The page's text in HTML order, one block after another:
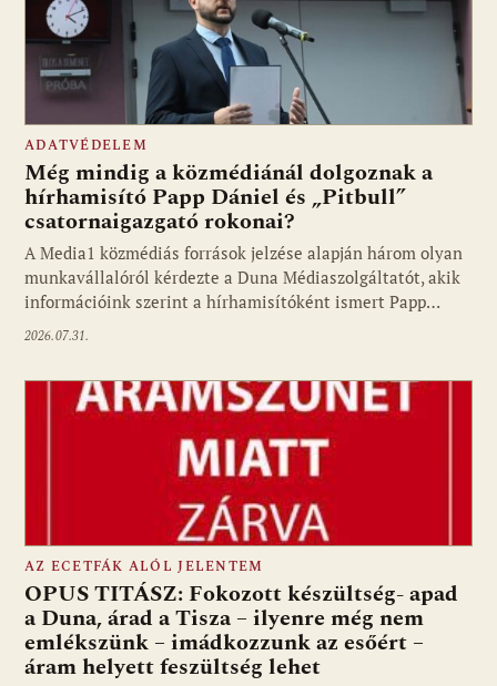
ADATVÉDELEM
Még mindig a közmédiánál dolgoznak a
hírhamisító Papp Dániel és „Pitbull”
csatornaigazgató rokonai?
A Media1 közmédiás források jelzése alapján három olyan
munkavállalóról kérdezte a Duna Médiaszolgáltatót, akik
információink szerint a hírhamisítóként ismert Papp…
2026.07.31.
AZ ECETFÁK ALÓL JELENTEM
OPUS TITÁSZ: Fokozott készültség- apad
a Duna, árad a Tisza – ilyenre még nem
emlékszünk – imádkozzunk az esőért –
áram helyett feszültség lehet